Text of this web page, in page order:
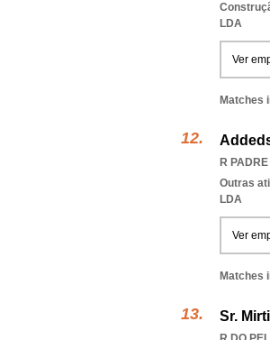
LDA
Ver
Matches
R
Outras
LDA
Ver
Matches
Sr.